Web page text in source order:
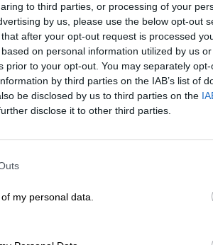
to third parties, or processing of your
by us, please use the below opt-out
after your opt-out request is processed
on personal information utilized by us
prior to your opt-out. You may separately
by third parties on the IAB’s list of
be disclosed by us to third parties on the
disclose it to other third parties.
my personal data.